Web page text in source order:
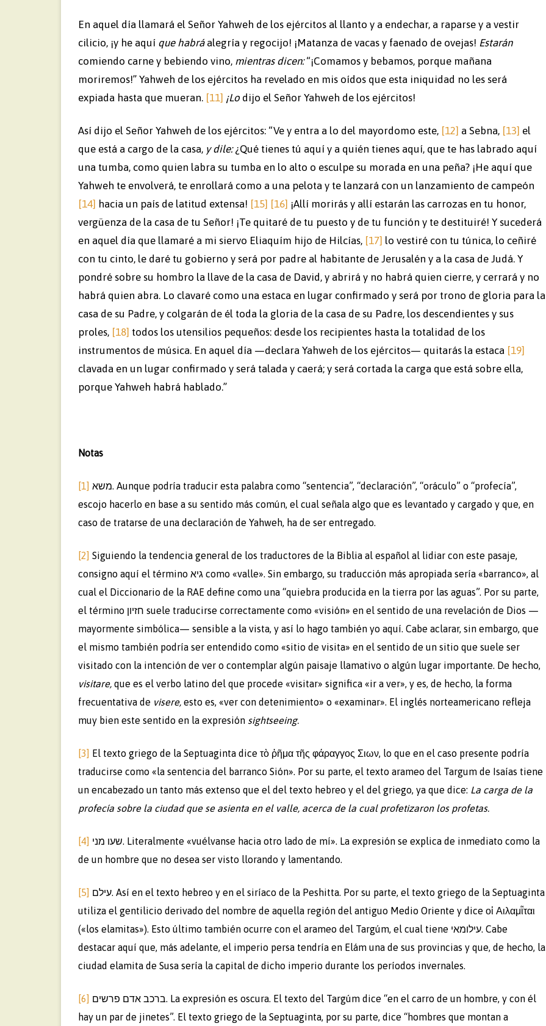
En aquel día llamará el Señor Yahweh de los ejércitos al llanto y a endechar, a raparse y a vestir
cilicio, ¡y he aquí que habrá alegría y regocijo! ¡Matanza de vacas y faenado de ovejas! Estarán
comiendo carne y bebiendo vino, mientras dicen:“¡Comamos y bebamos, porque mañana
moriremos!” Yahweh de los ejércitos ha revelado en mis oídos que esta iniquidad no les será
expiada hasta que mueran. [11] ¡Lo dijo el Señor Yahweh de los ejércitos!
Así dijo el Señor Yahweh de los ejércitos: “Ve y entra a lo del mayordomo este, [12] a Sebna, [13] el
que está a cargo de la casa, y dile:¿Qué tienes tú aquí y a quién tienes aquí, que te has labrado aquí
una tumba, como quien labra su tumba en lo alto o esculpe su morada en una peña? ¡He aquí que
Yahweh te envolverá, te enrollará como a una pelota y te lanzará con un lanzamiento de campeón
[14] hacia un país de latitud extensa! [15] [16] ¡Allí morirás y allí estarán las carrozas en tu honor,
vergüenza de la casa de tu Señor! ¡Te quitaré de tu puesto y de tu función y te destituiré! Y sucederá
en aquel día que llamaré a mi siervo Eliaquím hijo de Hilcías, [17] lo vestiré con tu túnica, lo ceñiré
con tu cinto, le daré tu gobierno y será por padre al habitante de Jerusalén y a la casa de Judá. Y
pondré sobre su hombro la llave de la casa de David, y abrirá y no habrá quien cierre, y cerrará y no
habrá quien abra. Lo clavaré como una estaca en lugar confirmado y será por trono de gloria para la
casa de su Padre, y colgarán de él toda la gloria de la casa de su Padre, los descendientes y sus
proles, [18] todos los utensilios pequeños: desde los recipientes hasta la totalidad de los
instrumentos de música. En aquel día —declara Yahweh de los ejércitos— quitarás la estaca [19]
clavada en un lugar confirmado y será talada y caerá; y será cortada la carga que está sobre ella,
porque Yahweh habrá hablado.”
Notas
[1]
escojo hacerlo en base a su sentido más común, el cual señala algo que es levantado y cargado y que, en
caso de tratarse de una declaración de Yahweh, ha de ser entregado.
[2] Siguiendo la tendencia general de los traductores de la Biblia al español al lidiar con este pasaje,
consigno aquí el término גיא como «valle». Sin embargo, su traducción más apropiada sería «barranco», al
cual el Diccionario de la RAE define como una “quiebra producida en la tierra por las aguas”. Por su parte,
el término חזיון suele traducirse correctamente como «visión» en el sentido de una revelación de Dios —
mayormente simbólica— sensible a la vista, y así lo hago también yo aquí. Cabe aclarar, sin embargo, que
el mismo también podría ser entendido como «sitio de visita» en el sentido de un sitio que suele ser
visitado con la intención de ver o contemplar algún paisaje llamativo o algún lugar importante. De hecho,
visitare, que es el verbo latino del que procede «visitar» significa «ir a ver», y es, de hecho, la forma
frecuentativa de visere, esto es, «ver con detenimiento» o «examinar». El inglés norteamericano refleja
muy bien este sentido en la expresión sightseeing.
[3] El texto griego de la Septuaginta dice τὸ ῥῆμα τῆς φάραγγος Σιων, lo que en el caso presente podría
traducirse como «la sentencia del barranco Sión». Por su parte, el texto arameo del Targum de Isaías tiene
un encabezado un tanto más extenso que el del texto hebreo y el del griego, ya que dice: La carga de la
profecía sobre la ciudad que se asienta en el valle, acerca de la cual profetizaron los profetas.
[4] שעו מני. Literalmente «vuélvanse hacia otro lado de mí». La expresión se explica de inmediato como la
de un hombre que no desea ser visto llorando y lamentando.
[5]
utiliza el gentilicio derivado del nombre de aquella región del antiguo Medio Oriente y dice οἱ Αιλαμῗται
(«los elamitas»). Esto último también ocurre con el arameo del Targúm, el cual tiene עילומאי. Cabe
destacar aquí que, más adelante, el imperio persa tendría en Elám una de sus provincias y que, de hecho, la
ciudad elamita de Susa sería la capital de dicho imperio durante los períodos invernales.
[6]
hay un par de jinetes”. El texto griego de la Septuaginta, por su parte, dice “hombres que montan a